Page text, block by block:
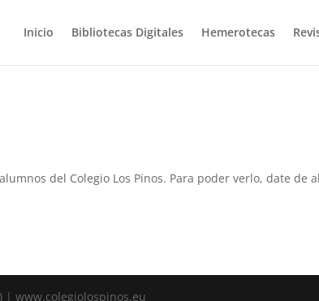
Inicio Bibliotecas Digitales Hemerotecas
del Colegio Los Pinos. Para poder verlo, date de
| www.colegiolospinos.eu